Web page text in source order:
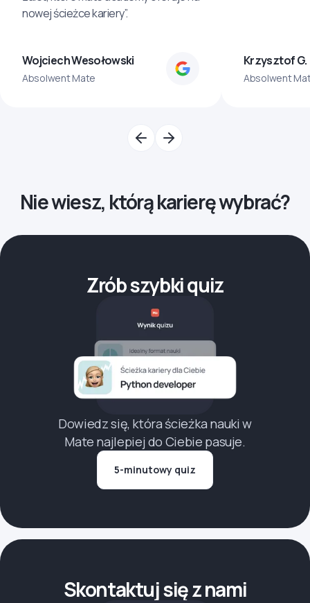
nowej ścieżce kariery”.
Wojciech Wesołowski
Absolwent Mate
Krzysztof G.
Absolwent
Nie wiesz, którą karierę wybrać?
Zrób szybki quiz
Dowiedz się, która ścieżka nauki w
Mate najlepiej do Ciebie pasuje.
5-minutowy quiz
Skontaktuj się z nami